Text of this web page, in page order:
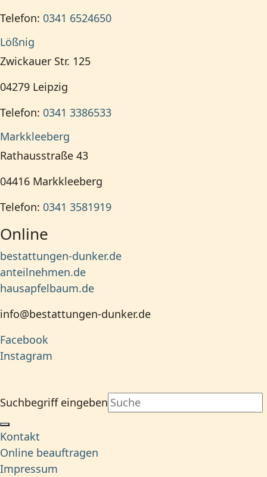
Telefon: 0341 6524650
Lößnig
Zwickauer Str. 125
04279 Leipzig
Telefon: 0341 3386533
Markkleeberg
Rathausstraße 43
04416 Markkleeberg
Telefon: 0341 3581919
Online
bestattungen-dunker.de
anteilnehmen.de
hausapfelbaum.de
info@bestattungen-dunker.de
Facebook
Instagram
Suchbegriff eingeben
Kontakt
Online beauftragen
Impressum